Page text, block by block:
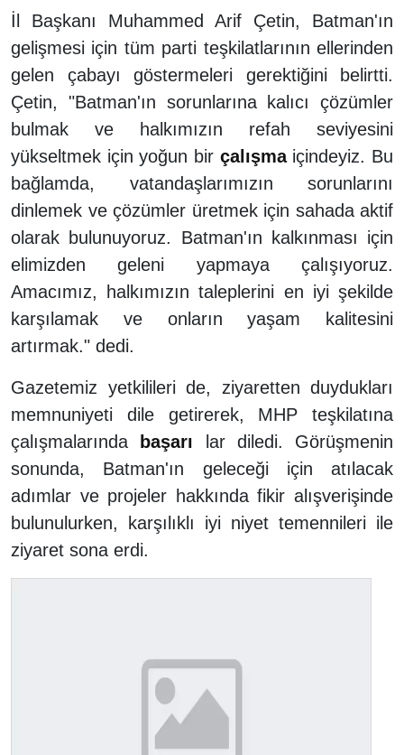
İl Başkanı Muhammed Arif Çetin, Batman'ın
gelişmesi için tüm parti teşkilatlarının ellerinden
gelen çabayı göstermeleri gerektiğini belirtti.
Çetin, "Batman'ın sorunlarına kalıcı çözümler
bulmak ve halkımızın refah seviyesini
yükseltmek için yoğun bir çalışmaiçindeyiz. Bu
bağlamda, vatandaşlarımızın sorunlarını
dinlemek ve çözümler üretmek için sahada aktif
olarak bulunuyoruz. Batman'ın kalkınması için
elimizden geleni yapmaya çalışıyoruz.
Amacımız, halkımızın taleplerini en iyi şekilde
karşılamak ve onların yaşam kalitesini
artırmak." dedi.
Gazetemiz yetkilileri de, ziyaretten duydukları
memnuniyeti dile getirerek, MHP teşkilatına
çalışmalarında
başarı lar diledi. Görüşmenin
sonunda, Batman'ın geleceği için atılacak
adımlar ve projeler hakkında fikir alışverişinde
bulunulurken, karşılıklı iyi niyet temennileri ile
ziyaret sona erdi.